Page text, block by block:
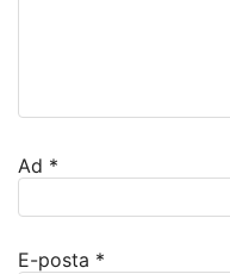
Ad *
E-posta *